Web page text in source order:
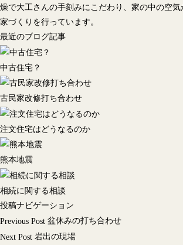
燥で大工さんの手刻みにこだわり、家の中の空
家づくりを行っています。
最近のブログ記事
中古住宅？
古民家改修打ち合わせ
注文住宅はどうなるのか
熊本地震
相続に関する相談
投稿ナビゲーション
Previous Post 盆休みの打ち合わせ
Next Post 岩出の現場